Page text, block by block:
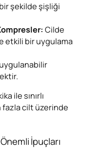
bir şekilde şişliği
Cilde
etkili bir uygulama
ile sınırlı
fazla cilt üzerinde
İpuçları